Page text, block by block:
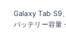
Galaxy Tab S9
バッテリー容量